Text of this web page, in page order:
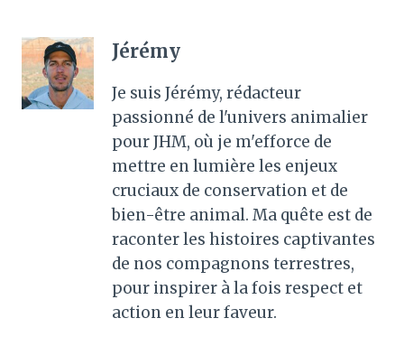
Jérémy
Je suis Jérémy, rédacteur
passionné de l'univers animalier
pour JHM, où je m'efforce de
mettre en lumière les enjeux
cruciaux de conservation et de
bien-être animal. Ma quête est de
raconter les histoires captivantes
de nos compagnons terrestres,
pour inspirer à la fois respect et
action en leur faveur.